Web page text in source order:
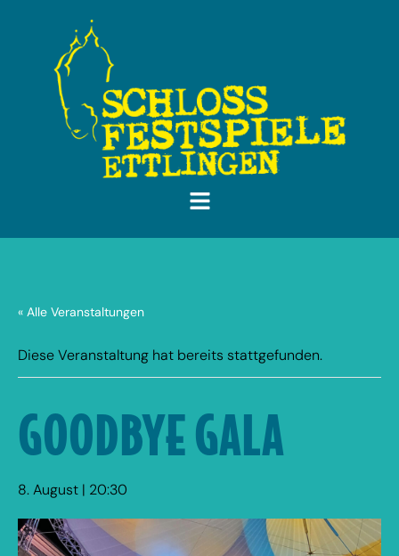
« Alle Veranstaltungen
Diese Veranstaltung hat bereits stattgefunden.
GOODBYE GALA
8. August | 20:30